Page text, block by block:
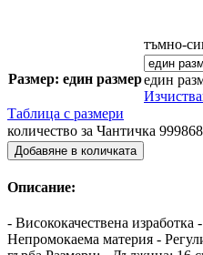
тъмно-
Размер: един размередин
Таблица с размери
количество за Чантичка
Добавяне в количката
Описание:
- Висококачествена
Непромокаема материя -